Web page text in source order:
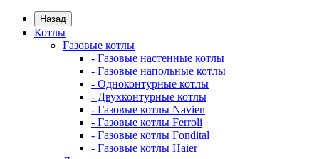
Назад
Котлы
Газовые котлы
- Газовые настенные котлы
- Газовые напольные котлы
- Одноконтурные котлы
- Двухконтурные котлы
- Газовые котлы Navien
- Газовые котлы Ferroli
- Газовые котлы Fondital
- Газовые котлы Haier